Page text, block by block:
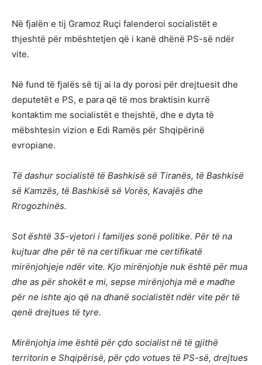
Në fjalën e tij Gramoz Ruçi falenderoi socialistët e
thjeshtë për mbështetjen që i kanë dhënë PS-së ndër
vite.
Në fund të fjalës së tij ai la dy porosi për drejtuesit dhe
deputetët e PS, e para që të mos braktisin kurrë
kontaktim me socialistët e thejshtë, dhe e dyta të
mëbshtesin vizion e Edi Ramës për Shqipërinë
evropiane.
Të dashur socialistë të Bashkisë së Tiranës, të Bashkisë
së Kamzës, të Bashkisë së Vorës, Kavajës dhe
Rrogozhinës.
Sot është 35-vjetori i familjes sonë politike. Për të na
kujtuar dhe për të na certifikuar me certifikatë
mirënjohjeje ndër vite. Kjo mirënjohje nuk është për mua
dhe as për shokët e mi, sepse mirënjohja më e madhe
për ne ishte ajo që na dhanë socialistët ndër vite për të
qenë drejtues të tyre.
Mirënjohja ime është për çdo socialist në të gjithë
territorin e Shqipërisë, për çdo votues të PS-së, drejtues